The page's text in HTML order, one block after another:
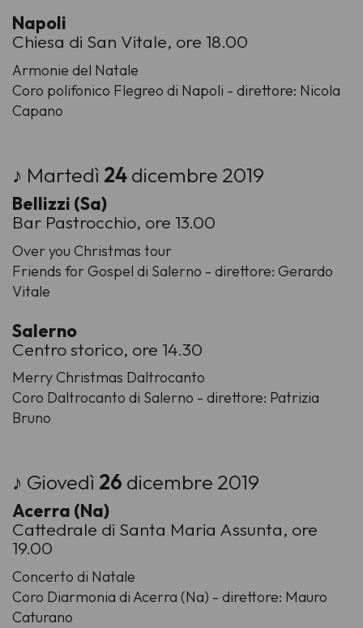
Napoli
Chiesa di San Vitale, ore 18.00
Armonie del Natale
Coro polifonico Flegreo di Napoli - direttore: Nicola
Capano
♪ Martedì 24dicembre 2019
Bellizzi (Sa)
Bar Pastrocchio, ore 13.00
Over you Christmas tour
Friends for Gospel di Salerno - direttore: Gerardo
Vitale
Salerno
Centro storico, ore 14.30
Merry Christmas Daltrocanto
Coro Daltrocanto di Salerno - direttore: Patrizia
Bruno
♪ Giovedì 26 dicembre 2019
Acerra (Na)
Cattedrale di Santa Maria Assunta, ore
19.00
Concerto di Natale
Coro Diarmonia di Acerra (Na) - direttore: Mauro
Caturano